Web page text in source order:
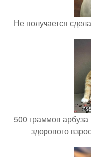
Не получается
500 граммов
здорового